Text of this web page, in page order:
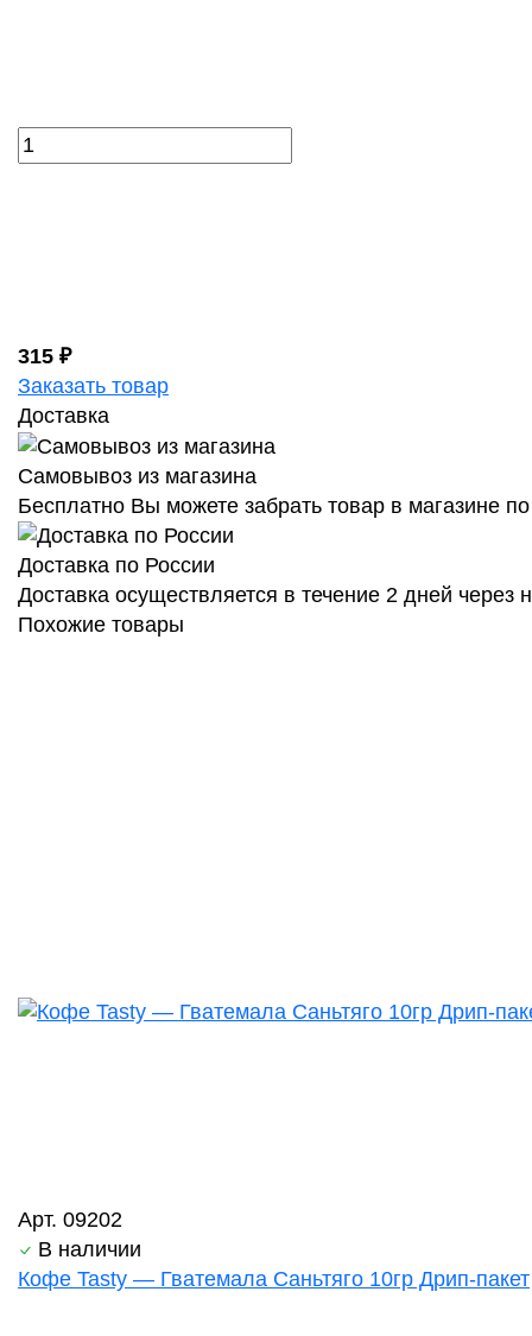
315 ₽
Заказать товар
Доставка
Самовывоз из магазина
Бесплатно Вы можете забрать товар в магазине
Доставка по России
Доставка осуществляется в течение 2 дней
Похожие товары
Арт. 09202
В наличии
Кофе Tasty — Гватемала Саньтяго 10гр Дрип-пакет